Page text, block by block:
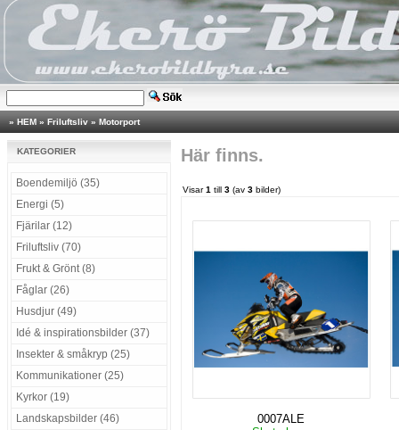
» HEM » Friluftsliv » Motorport
KATEGORIER
Boendemiljö (35)
Energi (5)
Fjärilar (12)
Friluftsliv (70)
Frukt & Grönt (8)
Fåglar (26)
Husdjur (49)
Idé & inspirationsbilder (37)
Insekter & småkryp (25)
Kommunikationer (25)
Kyrkor (19)
Landskapsbilder (46)
Här finns.
Visar1 till 3 (av 3 bilder)
0007ALE